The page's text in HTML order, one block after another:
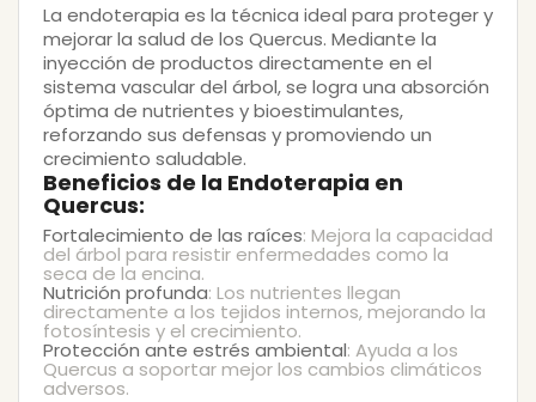
La endoterapia es la técnica ideal para proteger y
mejorar la salud de los Quercus. Mediante la
inyección de productos directamente en el
sistema vascular del árbol, se logra una absorción
óptima de nutrientes y bioestimulantes,
reforzando sus defensas y promoviendo un
crecimiento saludable.
Beneficios de la Endoterapia en
Quercus:
Fortalecimiento de las raíces: Mejora la capacidad
del árbol para resistir enfermedades como la
seca de la encina.
Nutrición profunda: Los nutrientes llegan
directamente a los tejidos internos, mejorando la
fotosíntesis y el crecimiento.
Protección ante estrés ambiental: Ayuda a los
Quercus a soportar mejor los cambios climáticos
adversos.